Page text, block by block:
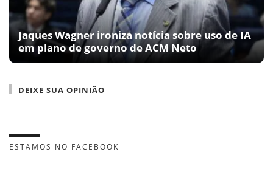
Jaques Wagner ironiza notícia sobre uso de IA
em plano de governo de ACM Neto
DEIXE SUA OPINIÃO
ESTAMOS NO FACEBOOK